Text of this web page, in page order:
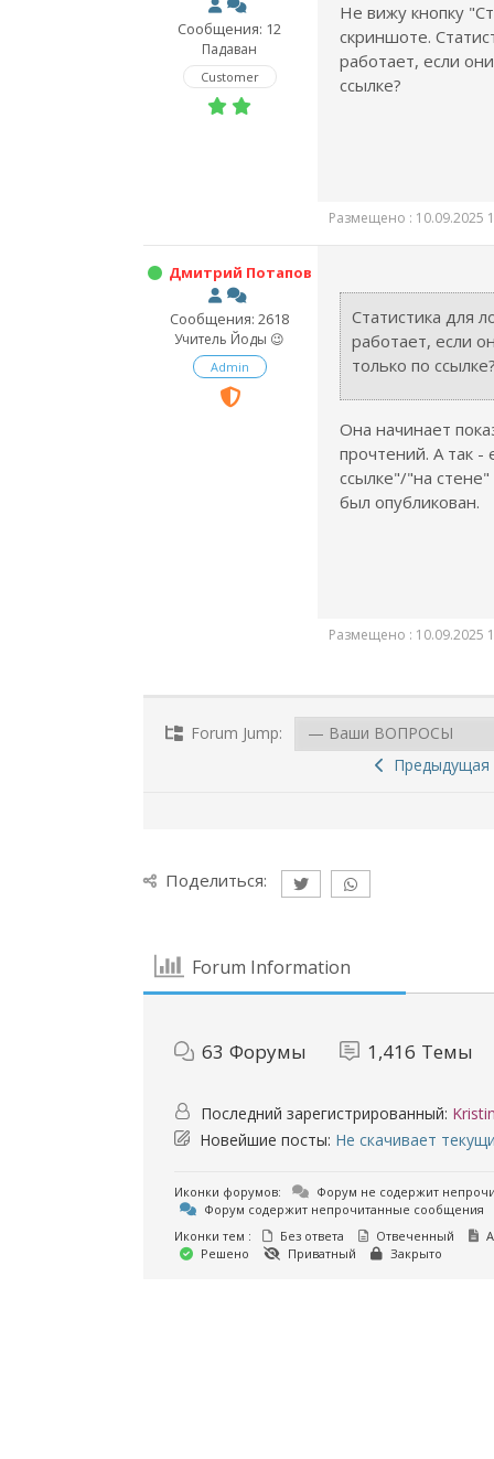
Сообщения: 12
Падаван
Customer
Не вижу кнопку
скриншоте.
работает, если
ссылке?
Размещено : 10.09.2025
Дмитрий Потапов
Сообщения: 2618
Учитель Йоды 😉
Admin
Статистика для
работает, если
только по
Она начинает
прочтений. А так -
ссылке"/"на
был опубликован.
Размещено : 10.09.2025
Forum Jump:
Предыдущая
Поделиться:
Forum Information
63 Форумы 1,416 Темы
Последний зарегистрированный:
Новейшие посты: Не скачивает
Иконки форумов:
Форум не содержит
Форум содержит непрочитанные сообщения
Иконки тем :
Без ответа Отвеченный
Решено
Приватный Закрыто